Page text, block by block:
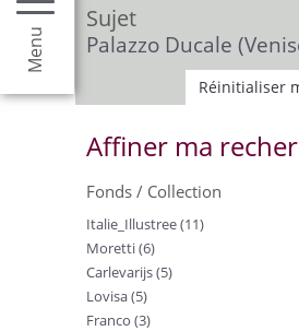
Menu
Sujet
Palazzo Ducale
Réinitialiser
Affiner ma
Fonds / Collection
Italie_Illustree (11)
Moretti (6)
Carlevarijs (5)
Lovisa (5)
Franco (3)